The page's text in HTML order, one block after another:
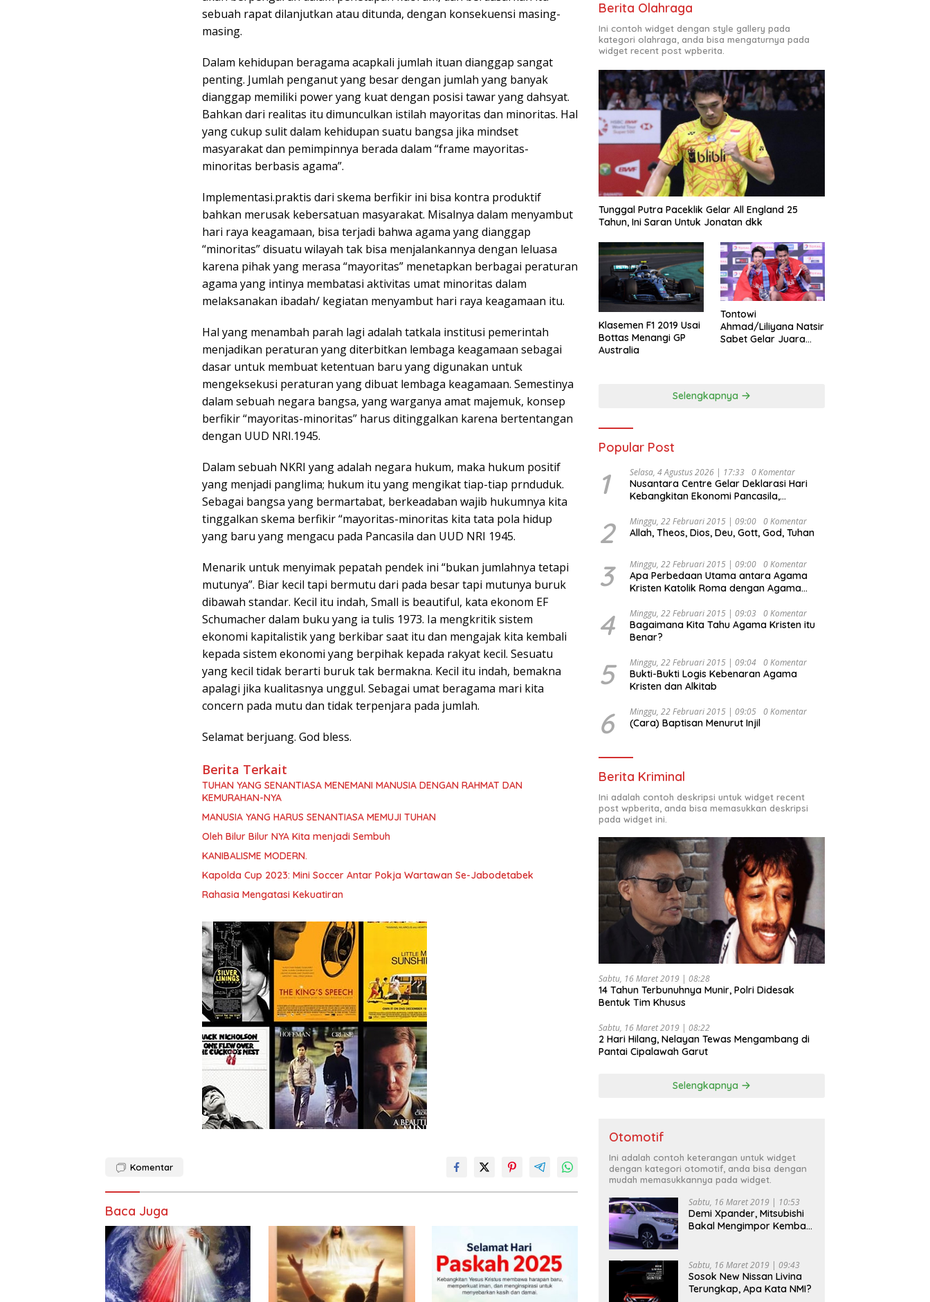
sebuah rapat dilanjutkan atau ditunda, dengan konsekuensi masing-
masing.
Dalam kehidupan beragama acapkali jumlah ituan dianggap sangat
penting. Jumlah penganut yang besar dengan jumlah yang banyak
dianggap memiliki power yang kuat dengan posisi tawar yang dahsyat.
Bahkan dari realitas itu dimunculkan istilah mayoritas dan minoritas. Hal
yang cukup sulit dalam kehidupan suatu bangsa jika mindset
masyarakat dan pemimpinnya berada dalam “frame mayoritas-
minoritas berbasis agama”.
Implementasi.praktis dari skema berfikir ini bisa kontra produktif
bahkan merusak kebersatuan masyarakat. Misalnya dalam menyambut
hari raya keagamaan, bisa terjadi bahwa agama yang dianggap
“minoritas” disuatu wilayah tak bisa menjalankannya dengan leluasa
karena pihak yang merasa “mayoritas” menetapkan berbagai peraturan
agama yang intinya membatasi aktivitas umat minoritas dalam
melaksanakan ibadah/ kegiatan menyambut hari raya keagamaan itu.
Hal yang menambah parah lagi adalah tatkala institusi pemerintah
menjadikan peraturan yang diterbitkan lembaga keagamaan sebagai
dasar untuk membuat ketentuan baru yang digunakan untuk
mengeksekusi peraturan yang dibuat lembaga keagamaan. Semestinya
dalam sebuah negara bangsa, yang warganya amat majemuk, konsep
berfikir “mayoritas-minoritas” harus ditinggalkan karena bertentangan
dengan UUD NRI.1945.
Dalam sebuah NKRI yang adalah negara hukum, maka hukum positif
yang menjadi panglima; hukum itu yang mengikat tiap-tiap prnduduk.
Sebagai bangsa yang bermartabat, berkeadaban wajib hukumnya kita
tinggalkan skema berfikir “mayoritas-minoritas kita tata pola hidup
yang baru yang mengacu pada Pancasila dan UUD NRI 1945.
Menarik untuk menyimak pepatah pendek ini “bukan jumlahnya tetapi
mutunya”. Biar kecil tapi bermutu dari pada besar tapi mutunya buruk
dibawah standar. Kecil itu indah, Small is beautiful, kata ekonom EF
Schumacher dalam buku yang ia tulis 1973. Ia mengkritik sistem
ekonomi kapitalistik yang berkibar saat itu dan mengajak kita kembali
kepada sistem ekonomi yang berpihak kepada rakyat kecil. Sesuatu
yang kecil tidak berarti buruk tak bermakna. Kecil itu indah, bemakna
apalagi jika kualitasnya unggul. Sebagai umat beragama mari kita
concern pada mutu dan tidak terpenjara pada jumlah.
Selamat berjuang. God bless.
Berita Terkait
TUHAN YANG SENANTIASA MENEMANI MANUSIA DENGAN RAHMAT DAN
KEMURAHAN-NYA
MANUSIA YANG HARUS SENANTIASA MEMUJI TUHAN
Oleh Bilur Bilur NYA Kita menjadi Sembuh
KANIBALISME MODERN.
Kapolda Cup 2023: Mini Soccer Antar Pokja Wartawan Se-Jabodetabek
Rahasia Mengatasi Kekuatiran
Komentar
Baca Juga
Berita Olahraga
Ini contoh widget dengan style gallery pada
kategori olahraga, anda bisa mengaturnya pada
widget recent post wpberita.
Tunggal Putra Paceklik Gelar All England 25
Tahun, Ini Saran Untuk Jonatan dkk
Klasemen F1 2019 Usai
Bottas Menangi GP
Australia
Tontowi
Ahmad/Liliyana Natsir
Sabet Gelar Juara
Selengkapnya
Popular Post
1 Selasa, 4 Agustus 2026 | 17:33 0 Komentar
Nusantara Centre Gelar Deklarasi Hari
Kebangkitan Ekonomi Pancasila,
Djojohadikusumo Anti Penjajahan
(Pergolakan Ekonomi Politik Indonesia) &
Undang Perekonomian Nasional dan
Kesejahteraan Sosial dalam Menata
Bangsa Menuju Indonesia Emas 2045”,
2 Minggu, 22 Februari 2015 | 09:00 0 Komentar
Allah, Theos, Dios, Deu, Gott, God, Tuhan
3 Minggu, 22 Februari 2015 | 09:00 0 Komentar
Apa Perbedaan Utama antara Agama
Kristen Katolik Roma dengan Agama
4 Minggu, 22 Februari 2015 | 09:03 0 Komentar
Bagaimana Kita Tahu Agama Kristen itu
Benar?
5 Minggu, 22 Februari 2015 | 09:04 0 Komentar
Bukti-Bukti Logis Kebenaran Agama
Kristen dan Alkitab
6 Minggu, 22 Februari 2015 | 09:05 0 Komentar
(Cara) Baptisan Menurut Injil
Berita Kriminal
Ini adalah contoh deskripsi untuk widget recent
post wpberita, anda bisa memasukkan deskripsi
pada widget ini.
Sabtu, 16 Maret 2019 | 08:28
14 Tahun Terbunuhnya Munir, Polri Didesak
Bentuk Tim Khusus
Sabtu, 16 Maret 2019 | 08:22
2 Hari Hilang, Nelayan Tewas Mengambang di
Pantai Cipalawah Garut
Selengkapnya
Otomotif
Ini adalah contoh keterangan untuk widget
dengan kategori otomotif, anda bisa dengan
mudah memasukkannya pada widget.
Sabtu, 16 Maret 2019 | 10:53
Demi Xpander, Mitsubishi
Bakal Mengimpor Kembali
Sabtu, 16 Maret 2019 | 09:43
Sosok New Nissan Livina
Terungkap, Apa Kata NMI?